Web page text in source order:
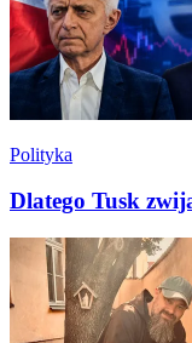
Polityka
Dlatego Tusk